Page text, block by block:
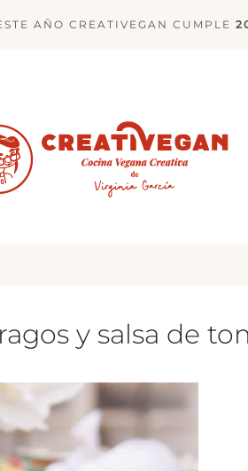
AÑO CREATIVEGAN CUMPLE
y salsa de